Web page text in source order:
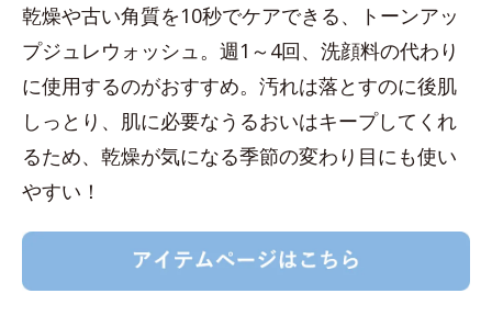
乾燥や古い角質を10秒でケアできる、トーンアッ
プジュレウォッシュ。週1～4回、洗顔料の代わり
に使用するのがおすすめ。汚れは落とすのに後肌
しっとり、肌に必要なうるおいはキープしてくれ
るため、乾燥が気になる季節の変わり目にも使い
やすい！